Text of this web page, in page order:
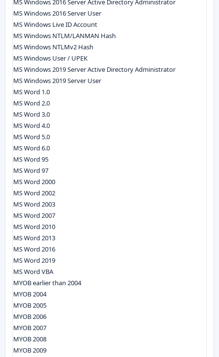
MS Windows 2016 Server Active Directory Administrator
MS Windows 2016 Server User
MS Windows Live ID Account
MS Windows NTLM/LANMAN Hash
MS Windows NTLMv2 Hash
MS Windows User / UPEK
MS Windows 2019 Server Active Directory Administrator
MS Windows 2019 Server User
MS Word 1.0
MS Word 2.0
MS Word 3.0
MS Word 4.0
MS Word 5.0
MS Word 6.0
MS Word 95
MS Word 97
MS Word 2000
MS Word 2002
MS Word 2003
MS Word 2007
MS Word 2010
MS Word 2013
MS Word 2016
MS Word 2019
MS Word VBA
MYOB earlier than 2004
MYOB 2004
MYOB 2005
MYOB 2006
MYOB 2007
MYOB 2008
MYOB 2009